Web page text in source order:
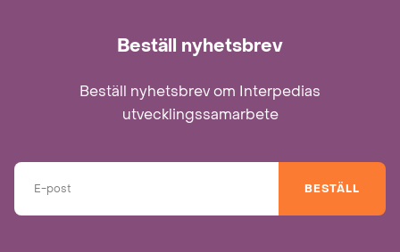
Beställ nyhetsbrev
Beställ nyhetsbrev om Interpedias
utvecklingssamarbete
BESTÄLL